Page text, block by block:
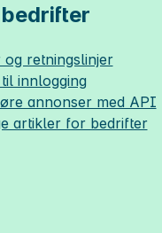
og retningslinjer
innlogging
annonser med API
artikler for bedrifter